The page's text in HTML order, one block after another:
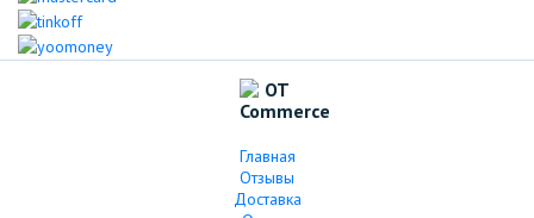
Главная
Отзывы
Доставка